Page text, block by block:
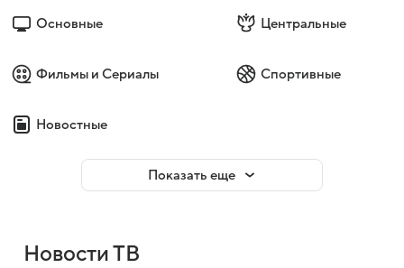
Основные Центральные
Фильмы и Сериалы Спортивные
Новостные
Показать еще
Новости ТВ